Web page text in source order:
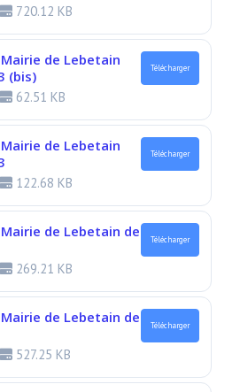
720.12 KB
de Lebetain
(bis)
62.51 KB
Télécharger
de Lebetain
122.68 KB
Télécharger
de Lebetain de
269.21 KB
Télécharger
de Lebetain de
527.25 KB
Télécharger